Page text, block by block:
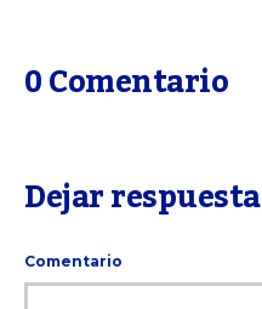
0 Comentario
Dejar respuesta
Comentario